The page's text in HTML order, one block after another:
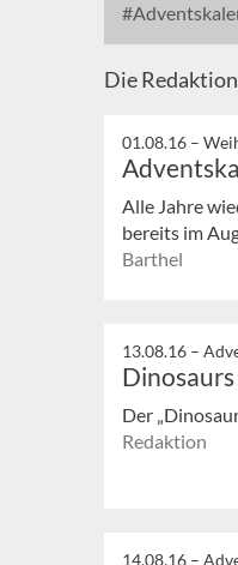
Die
01.08.16 –
Alle Jahre
bereits im
Barthel
13.08.16 –
Der
Redaktion
14.08.16 –